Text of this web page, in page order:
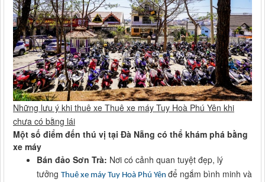
Những lưu ý khi thuê xe Thuê xe máy Tuy Hoà Phú Yên khi
chưa có bằng lái
Một số điểm đến thú vị tại Đà Nẵng có thể khám phá bằng
xe máy
Bán đảo Sơn Trà: Nơi có cảnh quan tuyệt đẹp, lý
tưởng Thuê xe máy Tuy Hoà Phú Yên để ngắm bình minh và